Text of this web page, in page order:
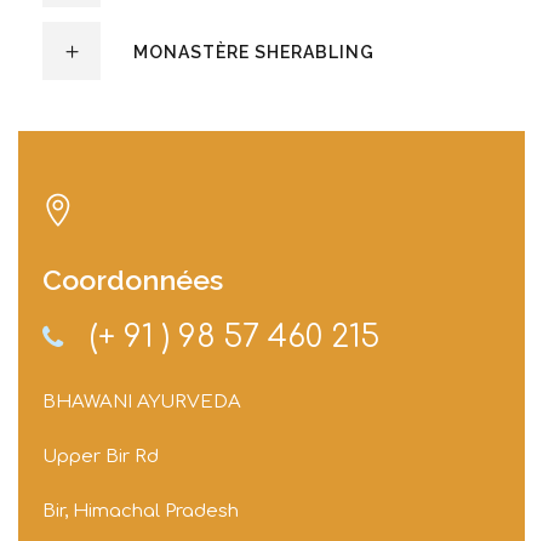
MONASTÈRE SHERABLING
Coordonnées
(+ 91 ) 98 57 460 215
BHAWANI AYURVEDA
Upper Bir Rd
Bir, Himachal Pradesh